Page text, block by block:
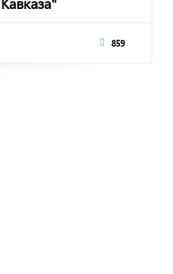
859